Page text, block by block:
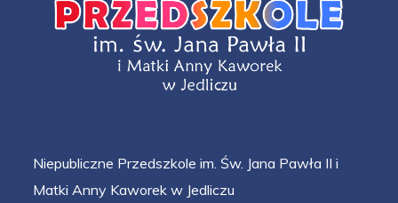
Niepubliczne Przedszkole im. Św. Jana Pawła II i
Matki Anny Kaworek w Jedliczu